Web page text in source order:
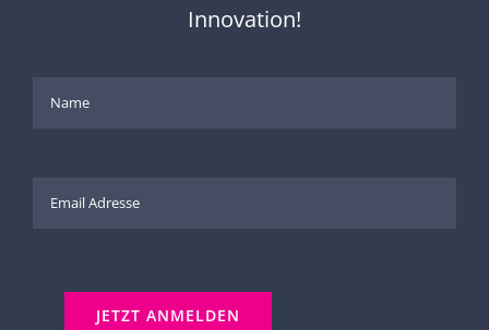
Innovation!